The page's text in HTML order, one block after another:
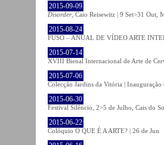
2015-09-09
Disorder, Caio Reisewitz | 9 Set>31 Out,
2015-08-24
FUSO – ANUAL DE VÍDEO ARTE
2015-07-14
XVIII Bienal Internacional de Arte de
2015-07-06
Colecção Jardins da Vitória | Inauguração
2015-06-30
Festival Silêncio, 2>5 de Julho, Cais do
2015-06-22
Colóquio O QUE É A ARTE? | 26 de Jun